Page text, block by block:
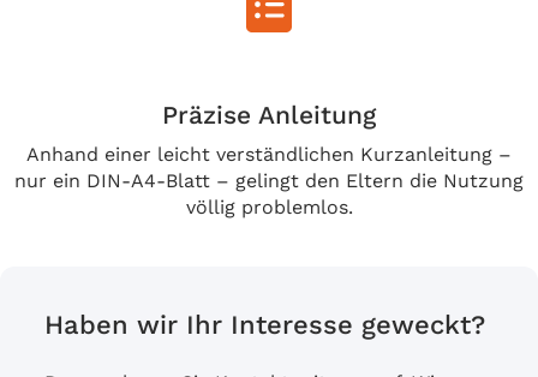
Präzise Anleitung
Anhand einer leicht verständlichen Kurzanleitung –
nur ein DIN-A4-Blatt – gelingt den Eltern die Nutzung
völlig problemlos.
Haben wir Ihr Interesse geweckt?